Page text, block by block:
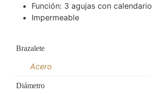
Función: 3 agujas con calendario
Impermeable
Brazalete
Acero
Diámetro